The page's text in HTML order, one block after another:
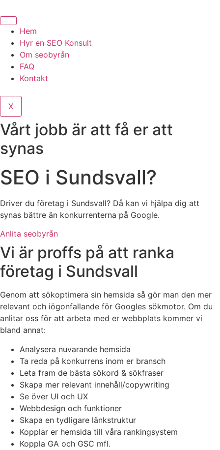
till
innehållHem
Hyr en SEO Konsult
Om seobyrån
FAQ
Kontakt
X
Vårt jobb är att få er att
synas
SEO i Sundsvall?
Driver du företag i Sundsvall? Då kan vi hjälpa dig att
synas bättre än konkurrenterna på Google.
Anlita seobyrån
Vi är proffs på att ranka
företag i Sundsvall
Genom att sökoptimera sin hemsida så gör man den mer
relevant och iögonfallande för Googles sökmotor. Om du
anlitar oss för att arbeta med er webbplats kommer vi
bland annat:
Analysera nuvarande hemsida
Ta reda på konkurrens inom er bransch
Leta fram de bästa sökord & sökfraser
Skapa mer relevant innehåll/copywriting
Se över UI och UX
Webbdesign och funktioner
Skapa en tydligare länkstruktur
Kopplar er hemsida till våra rankingsystem
Koppla GA och GSC mfl.